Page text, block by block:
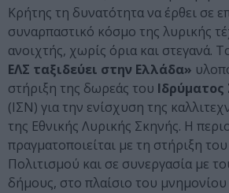
Κρήτης τη δυνατότητα να έρθει σε
συναρπαστικό κόσμο της λυρικής
ανοιχτής, χωρίς όρια και στεγανά.
ΕΛΣ ταξιδεύει στην Ελλάδα»
στήριξη της δωρεάς του
(ΙΣΝ) για την ενίσχυση της
της Εθνικής Λυρικής Σκηνής. Η
πραγματοποιείται με τη στήριξη
Πολιτισμού και σε συνεργασία με
δήμους, στο πλαίσιο του μνημονίου